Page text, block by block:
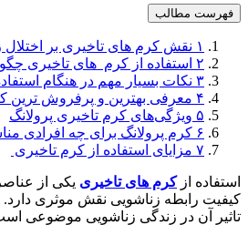
فهرست مطالب
۱ نقش کرم های تاخیری بر اختلال
۲ استفاده از کرم های تاخیری
۳ نکات بسیار مهم در هنگام
۴ معرفی بهترین و پرفروش ترین
۵ ویژگی‌های کرم تاخیری پرولانگ
۶ کرم پرولانگ برای چه افرادی
۷ مزایای استفاده از کرم تاخیری
استفاده ازکرم های تاخیری یکی از
کیفیت رابطه زناشویی نقش موثری
تاثیر آن در زندگی زناشویی موضوعی